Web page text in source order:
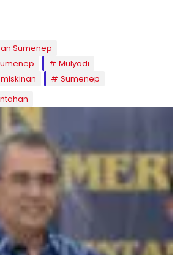
Sumenep
Mulyadi
Sumenep